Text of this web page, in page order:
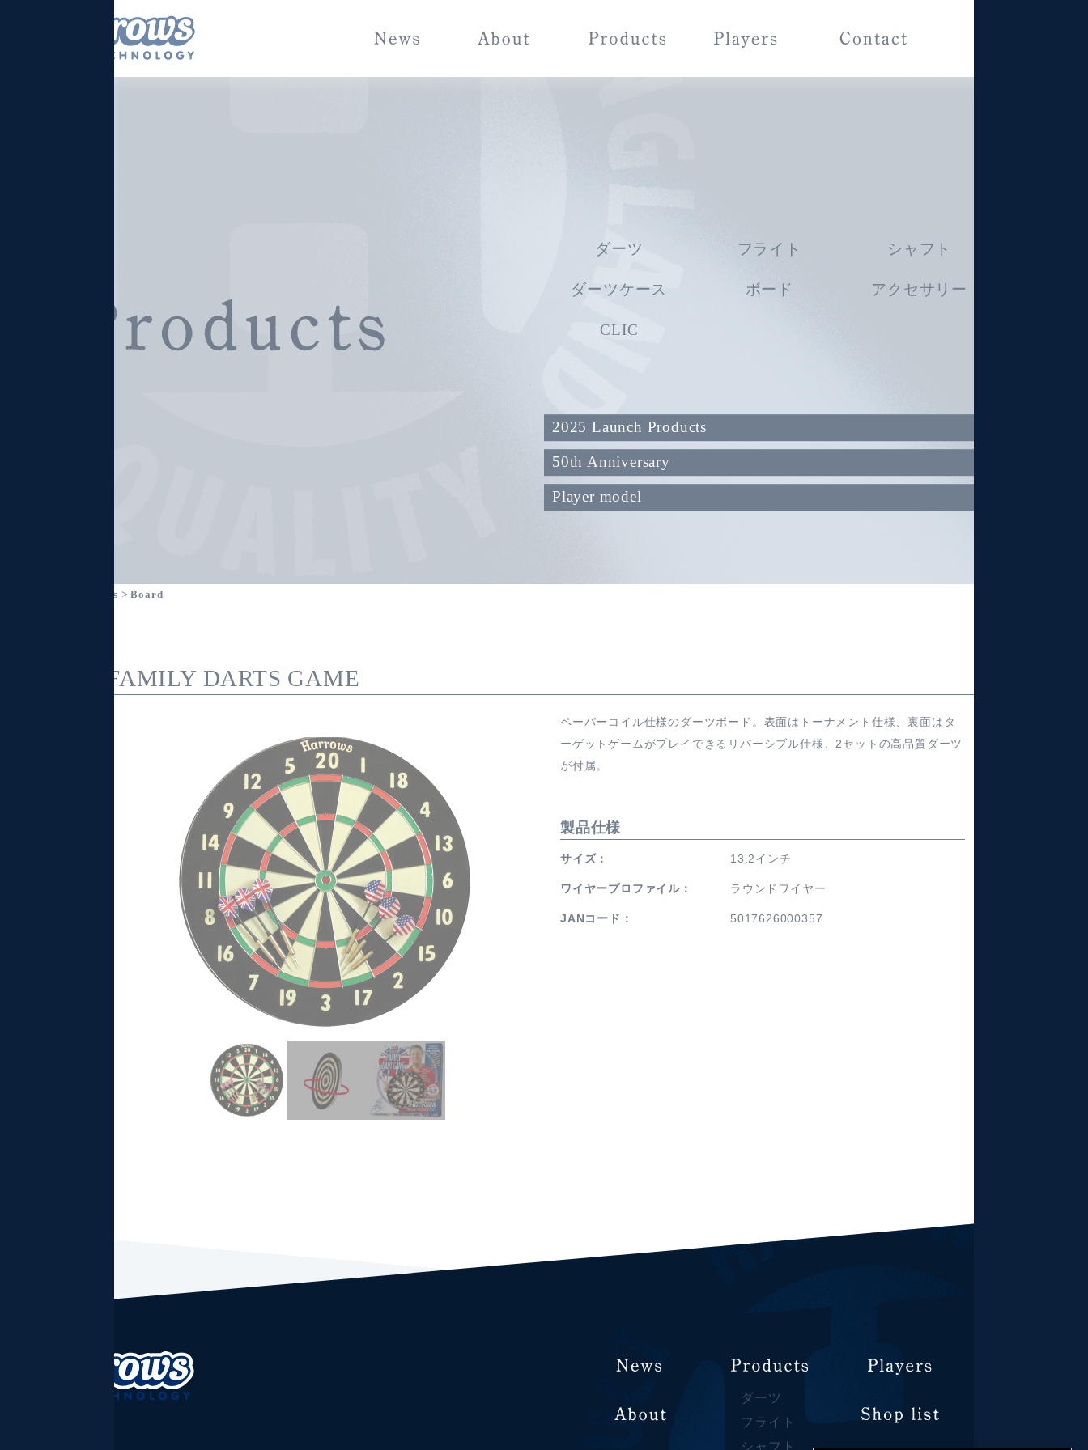
ダーツ フライト シャフト
ダーツケース ボード アクセサリー
CLIC
2025 Launch Products
50th Anniversary
Player model
Products > Board
FAMILY DARTS GAME
ペーパーコイル仕様のダーツボード。表面はトーナメント仕様、裏面はタ
ーゲットゲームがプレイできるリバーシブル仕様、2セットの高品質ダーツ
が付属。
製品仕様
サイズ 13.2インチ
ワイヤープロファイル ラウンドワイヤー
JANコード 5017626000357
ダーツ
フライト
シャフト